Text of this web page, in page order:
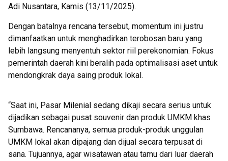
Adi Nusantara, Kamis (13/11/2025).
Dengan batalnya rencana tersebut, momentum ini justru
dimanfaatkan untuk menghadirkan terobosan baru yang
lebih langsung menyentuh sektor riil perekonomian. Fokus
pemerintah daerah kini beralih pada optimalisasi aset untuk
mendongkrak daya saing produk lokal.
“Saat ini, Pasar Milenial sedang dikaji secara serius untuk
dijadikan sebagai pusat souvenir dan produk UMKM khas
Sumbawa. Rencananya, semua produk-produk unggulan
UMKM lokal akan dipajang dan dijual secara terpusat di
sana. Tujuannya, agar wisatawan atau tamu dari luar daerah